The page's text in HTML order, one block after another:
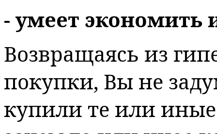
- умеет экономить
Возвращаясь из
покупки, Вы не
купили те или